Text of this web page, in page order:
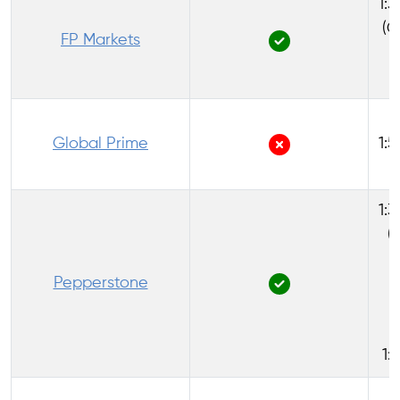
FP Markets
Global Prime
Pepperstone